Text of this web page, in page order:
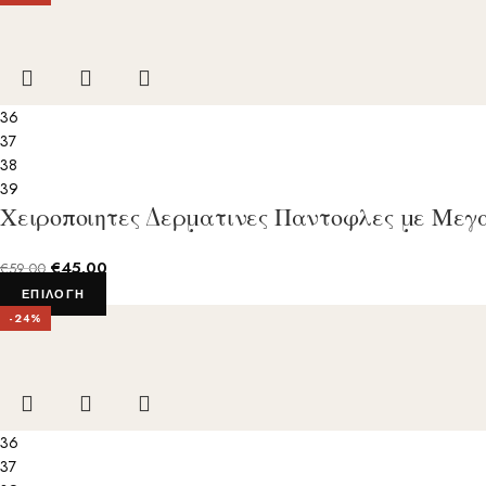
36
37
38
39
Χειροποιητες Δερματινες Παντοφλες με
€59.00 €45.00
ΕΠΙΛΟΓΉ
-24%
36
37